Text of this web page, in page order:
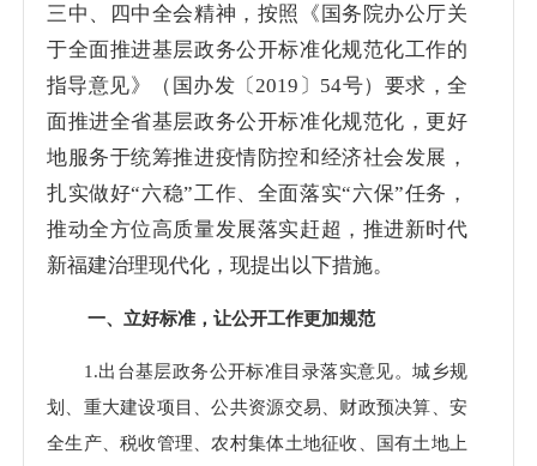
三中、四中全会精神，按照《国务院办公厅关
于全面推进基层政务公开标准化规范化工作的
指导意见》（国办发〔2019〕54号）要求，全
面推进全省基层政务公开标准化规范化，更好
地服务于统筹推进疫情防控和经济社会发展，
扎实做好“六稳”工作、全面落实“六保”任务，
推动全方位高质量发展落实赶超，推进新时代
新福建治理现代化，现提出以下措施。
一、立好标准，让公开工作更加规范
1.出台基层政务公开标准目录落实意见。城乡规
划、重大建设项目、公共资源交易、财政预决算、安
全生产、税收管理、农村集体土地征收、国有土地上